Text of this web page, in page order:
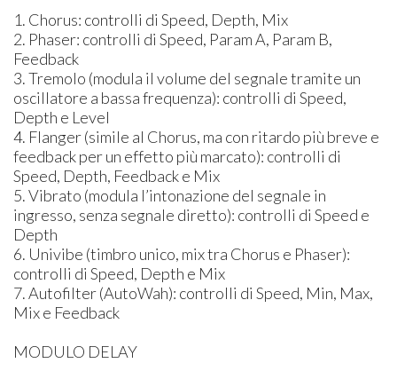
1. Chorus: controlli di Speed, Depth, Mix
2. Phaser: controlli di Speed, Param A, Param B,
Feedback
3. Tremolo (modula il volume del segnale tramite un
oscillatore a bassa frequenza): controlli di Speed,
Depth e Level
4. Flanger (simile al Chorus, ma con ritardo più breve e
feedback per un effetto più marcato): controlli di
Speed, Depth, Feedback e Mix
5. Vibrato (modula l’intonazione del segnale in
ingresso, senza segnale diretto): controlli di Speed e
Depth
6. Univibe (timbro unico, mix tra Chorus e Phaser):
controlli di Speed, Depth e Mix
7. Autofilter (AutoWah): controlli di Speed, Min, Max,
Mix e Feedback
MODULO DELAY